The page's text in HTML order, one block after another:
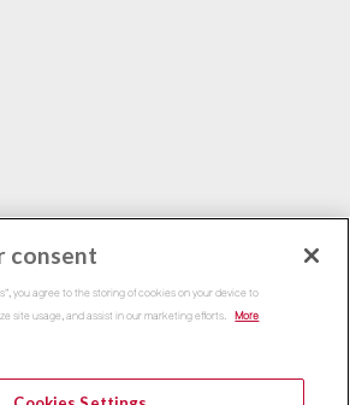
consent
you agree to the storing of cookies on your device to
site usage, and assist in our marketing efforts. More